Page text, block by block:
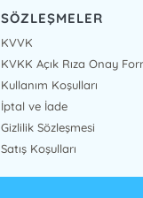
SÖZLEŞMELER
KVVK
KVKK Açık Rıza Onay
Kullanım Koşulları
İptal ve İade
Gizlilik Sözleşmesi
Satış Koşulları